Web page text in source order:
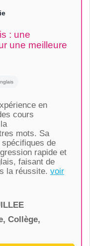
: une
une meilleure
en
cours
mots. Sa
de
rapide et
faisant de
la réussite. voir
Collège,